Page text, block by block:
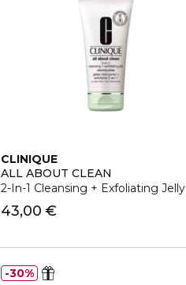
CLINIQUE
ALL ABOUT CLEAN
2-In-1 Cleansing + Exfoliating Jelly
43,00 €
30%